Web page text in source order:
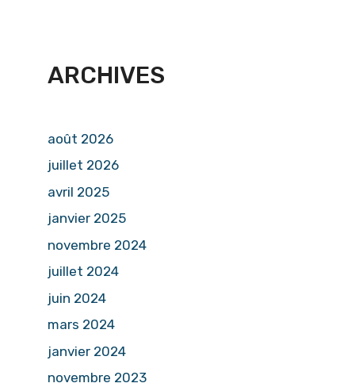
ARCHIVES
août 2026
juillet 2026
avril 2025
janvier 2025
novembre 2024
juillet 2024
juin 2024
mars 2024
janvier 2024
novembre 2023